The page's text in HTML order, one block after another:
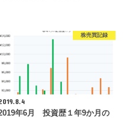
株売買記録
年6月 投資歴１年9か月の